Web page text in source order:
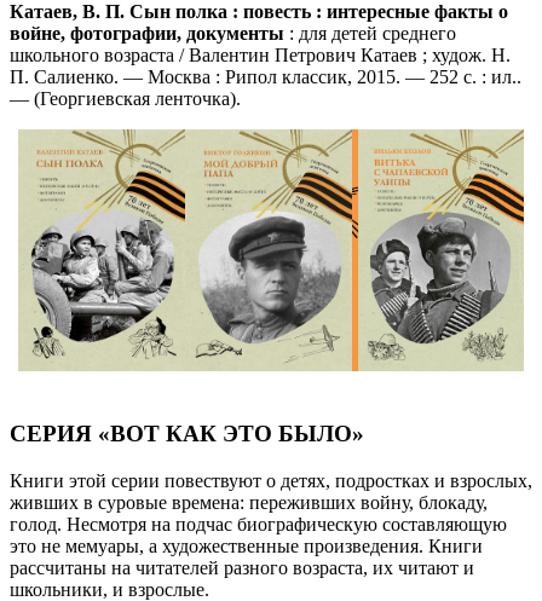
Катаев, В. П. Сын полка : повесть : интересные факты о
войне, фотографии, документы : для детей среднего
школьного возраста / Валентин Петрович Катаев ; худож. Н.
П. Салиенко. — Москва : Рипол классик, 2015. — 252 с. : ил..
— (Георгиевская ленточка).
СЕРИЯ «ВОТ КАК ЭТО БЫЛО»
Книги этой серии повествуют о детях, подростках и взрослых,
живших в суровые времена: переживших войну, блокаду,
голод. Несмотря на подчас биографическую составляющую
это не мемуары, а художественные произведения. Книги
рассчитаны на читателей разного возраста, их читают и
школьники, и взрослые.